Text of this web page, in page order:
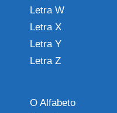
Letra W
Letra X
Letra Y
Letra Z
O Alfabeto